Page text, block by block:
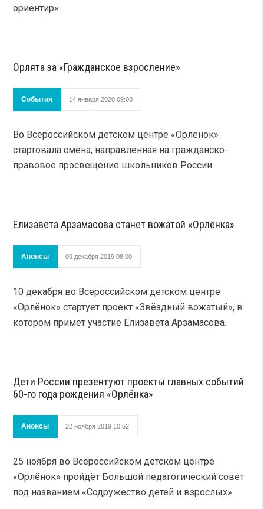
ориентир».
Орлята за «Гражданское взросление»
События 14 января 2020 09:00
Во Всероссийском детском центре «Орлёнок»
стартовала смена, направленная на гражданско-
правовое просвещение школьников России.
Елизавета Арзамасова станет вожатой «Орлёнка»
Анонсы 09 декабря 2019 08:00
10 декабря во Всероссийском детском центре
«Орлёнок» стартует проект «Звёздный вожатый», в
котором примет участие Елизавета Арзамасова.
Дети России презентуют проекты главных событий
60-го года рождения «Орлёнка»
Анонсы 22 ноября 2019 10:52
25 ноября во Всероссийском детском центре
«Орлёнок» пройдёт Большой педагогический совет
под названием «Содружество детей и взрослых».